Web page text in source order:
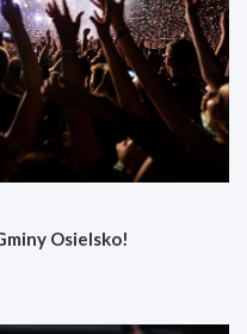
Osielsko!